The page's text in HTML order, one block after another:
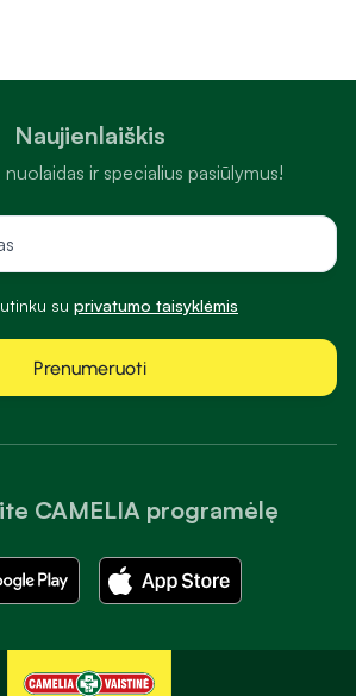
CAMELIA programėlę
Naujienlaiškis
ir specialius pasiūlymus!
su privatumo taisyklėmis
Prenumeruoti